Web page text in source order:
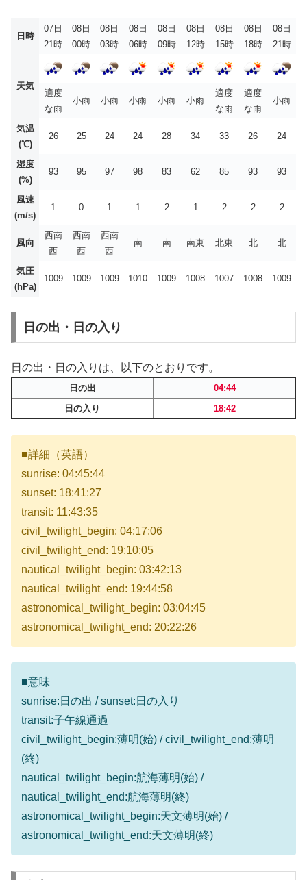
日時
07日
21時
08日
00時
08日
03時
08日
06時
08日
09時
08日
12時
08日
15時
08日
18時
08日
21時
天気
適度
な雨
小雨 小雨 小雨 小雨 小雨
適度
な雨
適度
な雨
小雨
気温
(℃)
26 25 24 24 28 34 33 26 24
湿度
(%)
93 95 97 98 83 62 85 93 93
風速
(m/s)
1 0 1 1 2 1 2 2 2
風向
西南
西
西南
西
西南
西
南 南 南東 北東 北 北
気圧
(hPa)
1009 1009 1009 1010 1009 1008 1007 1008 1009
日の出・日の入り
日の出・日の入りは、以下のとおりです。
日の出
04:44
日の入り
18:42
■詳細（英語）
sunrise: 04:45:44
sunset: 18:41:27
transit: 11:43:35
civil_twilight_begin: 04:17:06
civil_twilight_end: 19:10:05
nautical_twilight_begin: 03:42:13
nautical_twilight_end: 19:44:58
astronomical_twilight_begin: 03:04:45
astronomical_twilight_end: 20:22:26
■意味
sunrise:日の出 / sunset:日の入り
transit:子午線通過
civil_twilight_begin:薄明(始) / civil_twilight_end:薄明
(終)
nautical_twilight_begin:航海薄明(始) /
nautical_twilight_end:航海薄明(終)
astronomical_twilight_begin:天文薄明(始) /
astronomical_twilight_end:天文薄明(終)